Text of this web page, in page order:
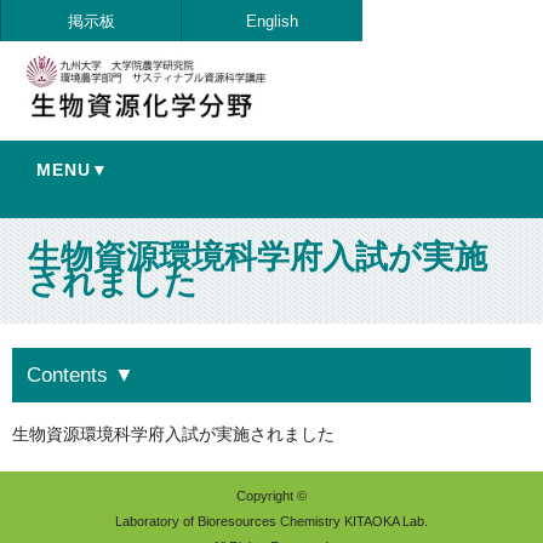
掲示板 English
MENU▼
生物資源環境科学府入試が実施
されました
生物資源環境科学府入試が実施されました
Contents ▼
Copyright ©
Laboratory of Bioresources Chemistry KITAOKA Lab.